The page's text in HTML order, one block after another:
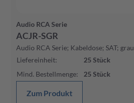
Audio RCA Serie
ACJR-SGR
Audio RCA Serie; Kabeldose; SAT; grau
Liefereinheit: 25 Stück
Mind. Bestellmenge: 25 Stück
Zum Produkt